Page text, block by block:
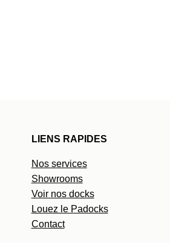
LIENS RAPIDES
Nos services
Showrooms
Voir nos docks
Louez le Padocks
Contact